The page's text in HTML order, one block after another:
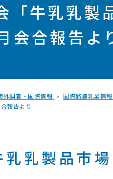
「牛乳乳製
会合報告よ
外調査・国際情報 国際酪農乳業情報
報告より
乳乳製品市